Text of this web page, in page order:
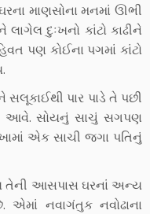
માણસોના મનમાં ઊભી
દુઃખનો કાંટો કાઢીને
પણ કોઈના પગમાં કાંટો
સલૂકાઈથી પાર પાડે તે પછી
આવે. સોયનું સાચું સગપણ
એક સાચી જગા પતિનું
તેની આસપાસ ઘરનાં અન્ય
એમાં નવાગંતુક નવોઢાના